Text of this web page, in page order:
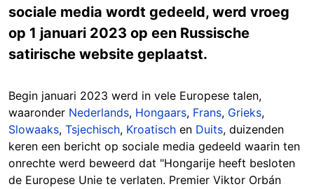
sociale media wordt gedeeld, werd vroeg
op 1 januari 2023 op een Russische
satirische website geplaatst.
Begin januari 2023 werd in vele Europese talen,
waaronder Nederlands, Hongaars, Frans, Grieks,
Slowaaks, Tsjechisch, Kroatisch en Duits, duizenden
keren een bericht op sociale media gedeeld waarin ten
onrechte werd beweerd dat "Hongarije heeft besloten
de Europese Unie te verlaten. Premier Viktor Orbán